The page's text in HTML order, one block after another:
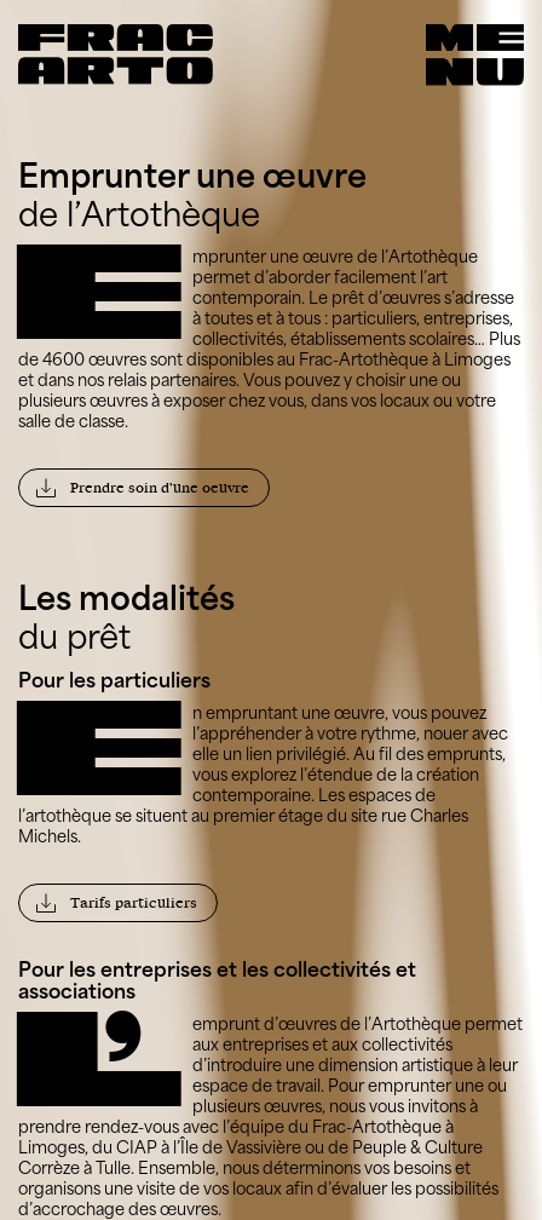
Emprunter une œuvre
de l’Artothèque
E
mprunter une œuvre de l’Artothèque
permet d’aborder facilement l’art
contemporain. Le prêt d’œuvres s’adresse
à toutes et à tous : particuliers, entreprises,
collectivités, établissements scolaires… Plus
de 4600 œuvres sont disponibles au Frac-Artothèque à Limoges
et dans nos relais partenaires. Vous pouvez y choisir une ou
plusieurs œuvres à exposer chez vous, dans vos locaux ou votre
salle de classe.
Prendre soin d'une oeuvre
Les modalités
du prêt
Pour les particuliers
E
n empruntant une œuvre, vous pouvez
l’appréhender à votre rythme, nouer avec
elle un lien privilégié. Au fil des emprunts,
vous explorez l’étendue de la création
contemporaine. Les espaces de
l’artothèque se situent au premier étage du site rue Charles
Michels.
Tarifs particuliers
Pour les entreprises et les collectivités et
associations
ľ emprunt d’œuvres de l’Artothèque permet
aux entreprises et aux collectivités
d’introduire une dimension artistique à leur
espace de travail. Pour emprunter une ou
plusieurs œuvres, nous vous invitons à
prendre rendez-vous avec l’équipe du Frac-Artothèque à
Limoges, du CIAP à l’Île de Vassivière ou de Peuple & Culture
Corrèze à Tulle. Ensemble, nous déterminons vos besoins et
organisons une visite de vos locaux afin d’évaluer les possibilités
d’accrochage des œuvres.